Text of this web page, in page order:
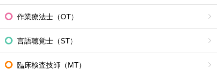
作業療法士（OT）
言語聴覚士（ST）
臨床検査技師（MT）